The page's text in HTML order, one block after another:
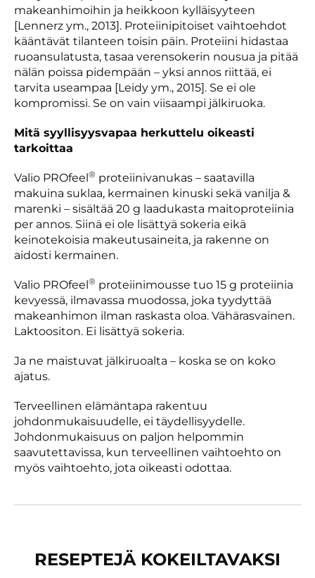
makeanhimoihin ja heikkoon kylläisyyteen
[Lennerz ym., 2013]. Proteiinipitoiset vaihtoehdot
kääntävät tilanteen toisin päin. Proteiini hidastaa
ruoansulatusta, tasaa verensokerin nousua ja pitää
nälän poissa pidempään – yksi annos riittää, ei
tarvita useampaa [Leidy ym., 2015]. Se ei ole
kompromissi. Se on vain viisaampi jälkiruoka.
Mitä syyllisyysvapaa herkuttelu oikeasti
tarkoittaa
Valio PROfeel® proteiinivanukas – saatavilla
makuina suklaa, kermainen kinuski sekä vanilja &
marenki – sisältää 20 g laadukasta maitoproteiinia
per annos. Siinä ei ole lisättyä sokeria eikä
keinotekoisia makeutusaineita, ja rakenne on
aidosti kermainen.
Valio PROfeel® proteiinimousse tuo 15 g proteiinia
kevyessä, ilmavassa muodossa, joka tyydyttää
makeanhimon ilman raskasta oloa. Vähärasvainen.
Laktoositon. Ei lisättyä sokeria.
Ja ne maistuvat jälkiruoalta – koska se on koko
ajatus.
Terveellinen elämäntapa rakentuu
johdonmukaisuudelle, ei täydellisyydelle.
Johdonmukaisuus on paljon helpommin
saavutettavissa, kun terveellinen vaihtoehto on
myös vaihtoehto, jota oikeasti odottaa.
RESEPTEJÄ KOKEILTAVAKSI